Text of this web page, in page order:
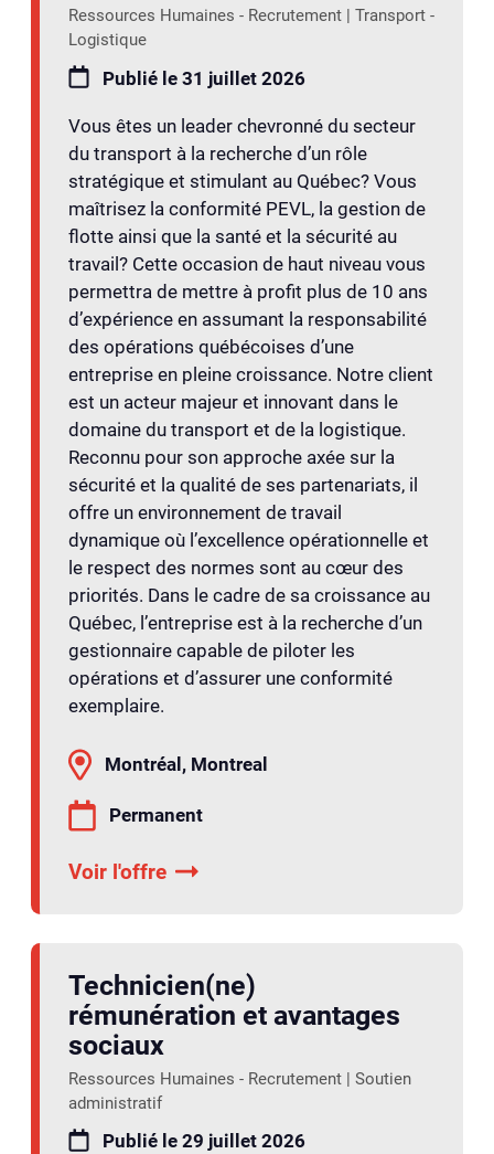
Ressources Humaines - Recrutement | Transport -
Logistique
Publié le 31 juillet 2026
Vous êtes un leader chevronné du secteur
du transport à la recherche d’un rôle
stratégique et stimulant au Québec? Vous
maîtrisez la conformité PEVL, la gestion de
flotte ainsi que la santé et la sécurité au
travail? Cette occasion de haut niveau vous
permettra de mettre à profit plus de 10 ans
d’expérience en assumant la responsabilité
des opérations québécoises d’une
entreprise en pleine croissance. Notre client
est un acteur majeur et innovant dans le
domaine du transport et de la logistique.
Reconnu pour son approche axée sur la
sécurité et la qualité de ses partenariats, il
offre un environnement de travail
dynamique où l’excellence opérationnelle et
le respect des normes sont au cœur des
priorités. Dans le cadre de sa croissance au
Québec, l’entreprise est à la recherche d’un
gestionnaire capable de piloter les
opérations et d’assurer une conformité
exemplaire.
Montréal, Montreal
Permanent
Voir l'offre
Technicien(ne)
rémunération et avantages
sociaux
Ressources Humaines - Recrutement | Soutien
administratif
Publié le 29 juillet 2026